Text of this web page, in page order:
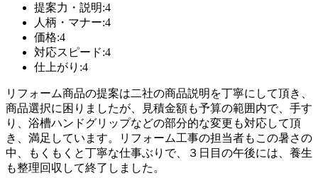
提案力・説明:4
人柄・マナー:4
価格:4
対応スピード:4
仕上がり:4
リフォーム商品の提案は二社の商品説明を丁寧にして頂き、
商品選択に困りましたが、見積金額も予算の範囲内で、手す
り、浴槽ハンドグリップなどの部分的な変更も対応して頂
き、満足しています。リフォーム工事の担当者もこの暑さの
中、もくもくと丁寧な仕事ぶりで、３日目の午後には、養生
も整理回収して終了しました。